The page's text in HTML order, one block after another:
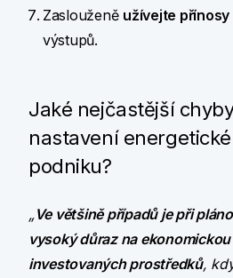
Zaslouženě užívejte přínosy
výstupů.
Jaké nejčastější
nastavení
podniku?
„Ve většině případů je při
vysoký důraz na
investovaných prostředků,